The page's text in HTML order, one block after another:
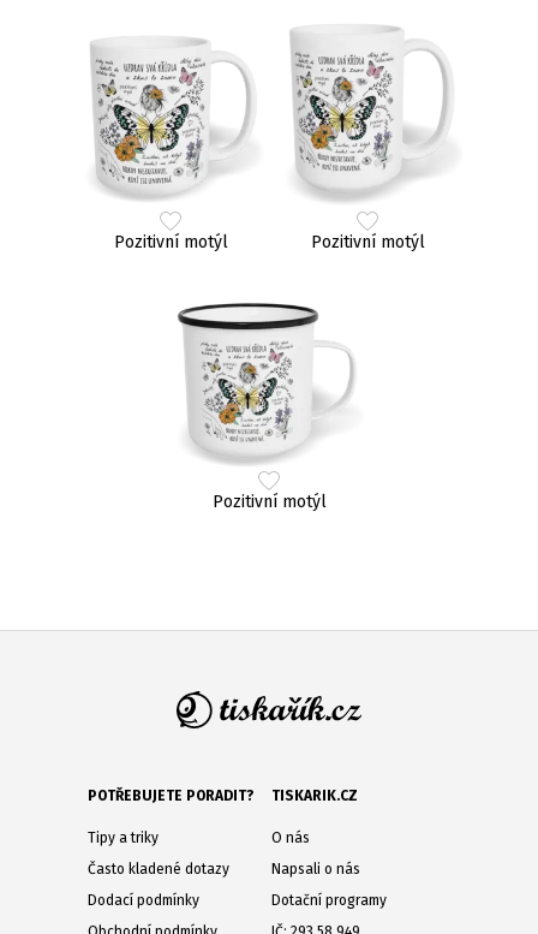
Pozitivní motýl Pozitivní motýl
Pozitivní motýl
POTŘEBUJETE PORADIT?
Tipy a triky
Často kladené dotazy
Dodací podmínky
TISKARIK.CZ
O nás
Napsali o nás
Dotační programy